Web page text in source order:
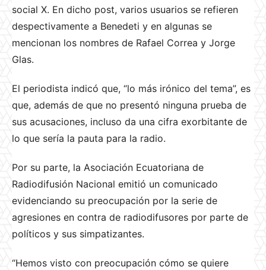
social X. En dicho post, varios usuarios se refieren
despectivamente a Benedeti y en algunas se
mencionan los nombres de Rafael Correa y Jorge
Glas.
El periodista indicó que, “lo más irónico del tema”, es
que, además de que no presentó ninguna prueba de
sus acusaciones, incluso da una cifra exorbitante de
lo que sería la pauta para la radio.
Por su parte, la Asociación Ecuatoriana de
Radiodifusión Nacional emitió un comunicado
evidenciando su preocupación por la serie de
agresiones en contra de radiodifusores por parte de
políticos y sus simpatizantes.
“Hemos visto con preocupación cómo se quiere